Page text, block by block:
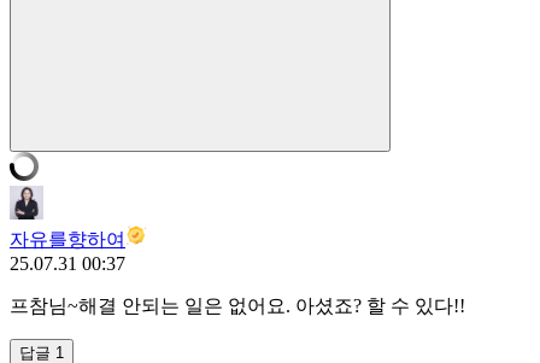
자유를향하여
25.07.31 00:37
프참님~해결 안되는 일은 없어요. 아셨죠? 할 수 있다!!
답글 1